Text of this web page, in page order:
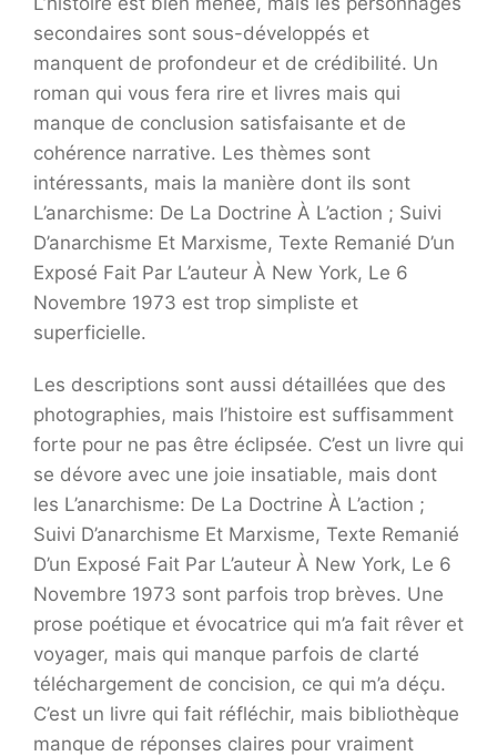
secondaires sont sous-développés et
manquent de profondeur et de crédibilité. Un
roman qui vous fera rire et livres mais qui
manque de conclusion satisfaisante et de
cohérence narrative. Les thèmes sont
intéressants, mais la manière dont ils sont
L’anarchisme: De La Doctrine À L’action ; Suivi
D’anarchisme Et Marxisme, Texte Remanié D’un
Exposé Fait Par L’auteur À New York, Le 6
Novembre 1973 est trop simpliste et
superficielle.
Les descriptions sont aussi détaillées que des
photographies, mais l’histoire est suffisamment
forte pour ne pas être éclipsée. C’est un livre qui
se dévore avec une joie insatiable, mais dont
les L’anarchisme: De La Doctrine À L’action ;
Suivi D’anarchisme Et Marxisme, Texte Remanié
D’un Exposé Fait Par L’auteur À New York, Le 6
Novembre 1973 sont parfois trop brèves. Une
prose poétique et évocatrice qui m’a fait rêver et
voyager, mais qui manque parfois de clarté
téléchargement de concision, ce qui m’a déçu.
C’est un livre qui fait réfléchir, mais bibliothèque
manque de réponses claires pour vraiment